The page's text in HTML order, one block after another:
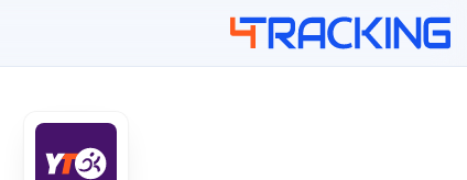
4Tracking